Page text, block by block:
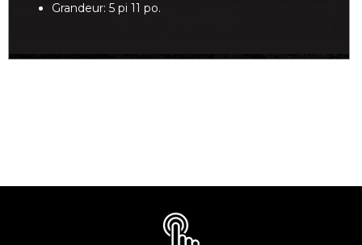
Grandeur: 5 pi 11 po.